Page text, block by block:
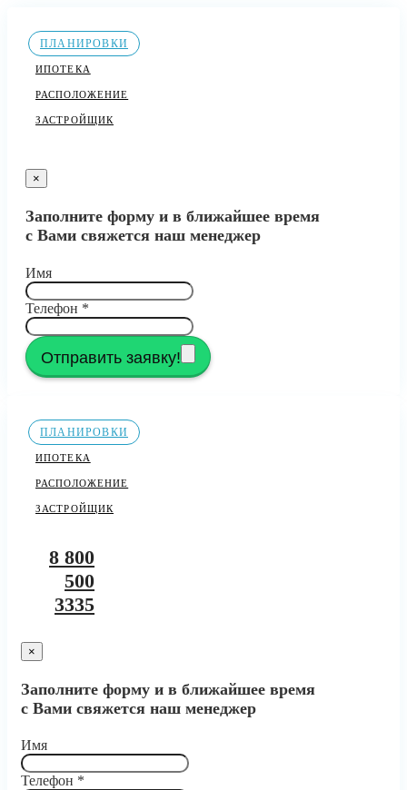
ПЛАНИРОВКИ
ИПОТЕКА
РАСПОЛОЖЕНИЕ
ЗАСТРОЙЩИК
×
Заполните форму и в ближайшее время
с Вами свяжется наш менеджер
Имя
Телефон *
Отправить заявку!
ПЛАНИРОВКИ
ИПОТЕКА
РАСПОЛОЖЕНИЕ
ЗАСТРОЙЩИК
8 800
500
3335
×
Заполните форму и в ближайшее время
с Вами свяжется наш менеджер
Имя
Телефон *